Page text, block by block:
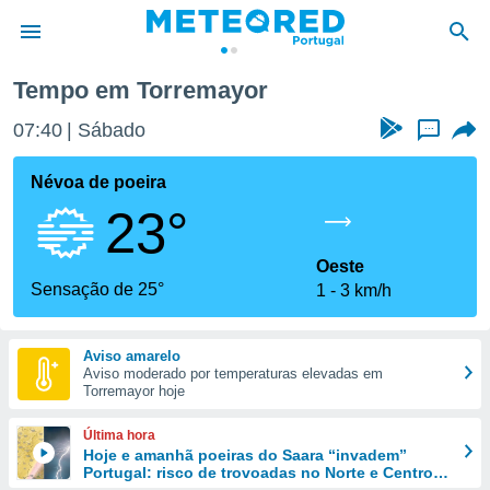
da
foi
fornecidas
a este
das
e
forma
digital
Tempo em Torremayor
07:40 Sábado ...
Névoa de poeira
23°
Sensação de 25°
Oeste
1
3 km/h
Aviso amarelo
Aviso moderado por temperaturas elevadas em
Torremayor hoje
Última hora
Hoje e amanhã poeiras do Saara “invadem”
Portugal: risco de trovoadas no Norte e Centro